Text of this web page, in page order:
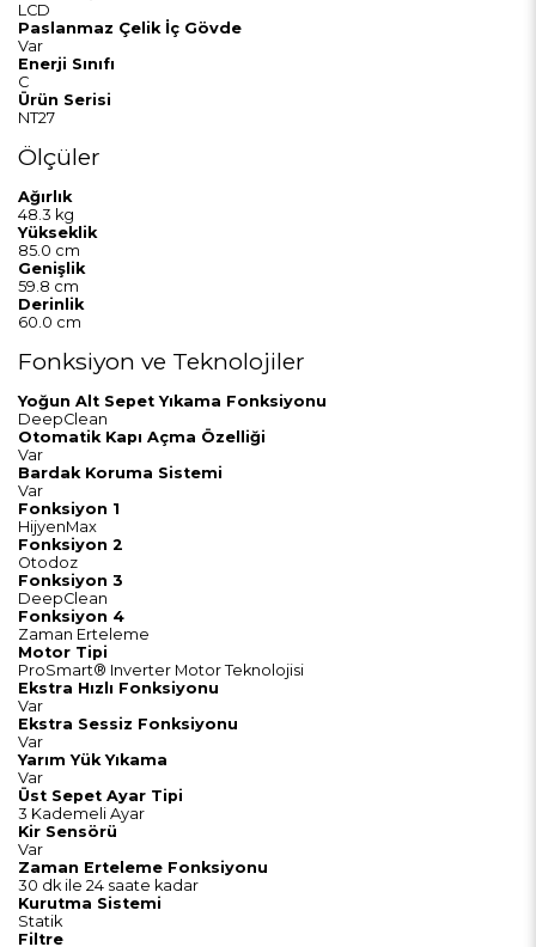
LCD
Paslanmaz Çelik İç Gövde
Var
Enerji Sınıfı
C
Ürün Serisi
NT27
Ölçüler
Ağırlık
48.3 kg
Yükseklik
85.0 cm
Genişlik
59.8 cm
Derinlik
60.0 cm
Fonksiyon ve Teknolojiler
Yoğun Alt Sepet Yıkama Fonksiyonu
DeepClean
Otomatik Kapı Açma Özelliği
Var
Bardak Koruma Sistemi
Var
Fonksiyon 1
HijyenMax
Fonksiyon 2
Otodoz
Fonksiyon 3
DeepClean
Fonksiyon 4
Zaman Erteleme
Motor Tipi
ProSmart® Inverter Motor Teknolojisi
Ekstra Hızlı Fonksiyonu
Var
Ekstra Sessiz Fonksiyonu
Var
Yarım Yük Yıkama
Var
Üst Sepet Ayar Tipi
3 Kademeli Ayar
Kir Sensörü
Var
Zaman Erteleme Fonksiyonu
30 dk ile 24 saate kadar
Kurutma Sistemi
Statik
Filtre